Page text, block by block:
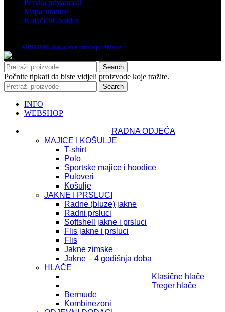
Pravila privatnosti
Mapa stranice
Kolačići/Cookies
MISTRAL d.o.o. sva prava pridržana
Search
Počnite tipkati da biste vidjeli proizvode koje tražite.
Search
INFO
WEBSHOP
RADNA ODJEĆA
MAJICE I KOŠULJE
T-shirt
Polo
Sportske majice i hoodice
Puloveri
Košulje
JAKNE I PRSLUCI
Radne (bluze) jakne
Radni prsluci
Softshell jakne i prsluci
Flis jakne i prsluci
Flis
Jakne zimske
Jakne – 4 godišnja doba
HLAČE
Klasične hlače
Treger hlače
Bermude
Kombinezoni